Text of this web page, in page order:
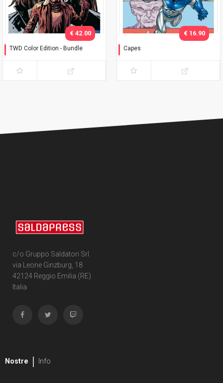
TWD Color Edition - Bundle
€ 42.00
Capes
€ 16.90
c/o Gruppo Saldatori Srl
via Leone Ginzburg, 18
42124 Reggio Emilia (RE)
Italia
Nostre Info